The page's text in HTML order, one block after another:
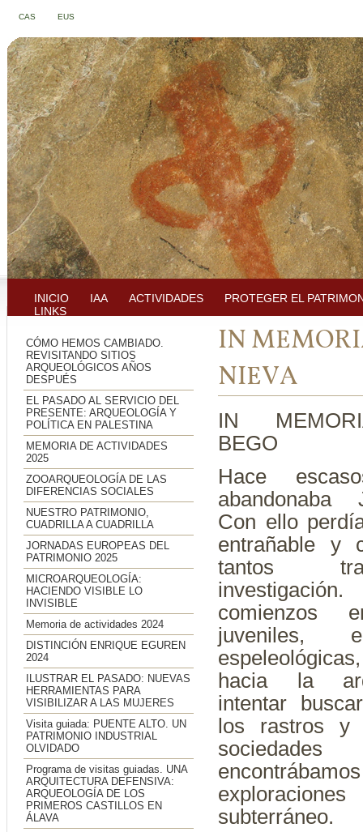
INICIO IAA ACTIVIDADES
PROTEGER EL
LINKS
CAS EUS
CÓMO HEMOS CAMBIADO.
REVISITANDO SITIOS
ARQUEOLÓGICOS AÑOS
DESPUÉS
EL PASADO AL SERVICIO DEL
PRESENTE: ARQUEOLOGÍA Y
POLÍTICA EN PALESTINA
MEMORIA DE ACTIVIDADES
2025
ZOOARQUEOLOGÍA DE LAS
DIFERENCIAS SOCIALES
NUESTRO PATRIMONIO,
CUADRILLA A CUADRILLA
JORNADAS EUROPEAS DEL
PATRIMONIO 2025
MICROARQUEOLOGÍA:
HACIENDO VISIBLE LO
INVISIBLE
Memoria de actividades 2024
DISTINCIÓN ENRIQUE EGUREN
2024
ILUSTRAR EL PASADO: NUEVAS
HERRAMIENTAS PARA
VISIBILIZAR A LAS MUJERES
Visita guiada: PUENTE ALTO. UN
PATRIMONIO INDUSTRIAL
OLVIDADO
Programa de visitas guiadas. UNA
ARQUITECTURA DEFENSIVA:
ARQUEOLOGÍA DE LOS
PRIMEROS CASTILLOS EN
ÁLAVA
IN
NIEVA
IN
BEGO
Hace
abandonaba
Con ello
entrañable y
tantos
comienzos
juveniles,
hacia la
intentar
los rastros y
subterráneo.